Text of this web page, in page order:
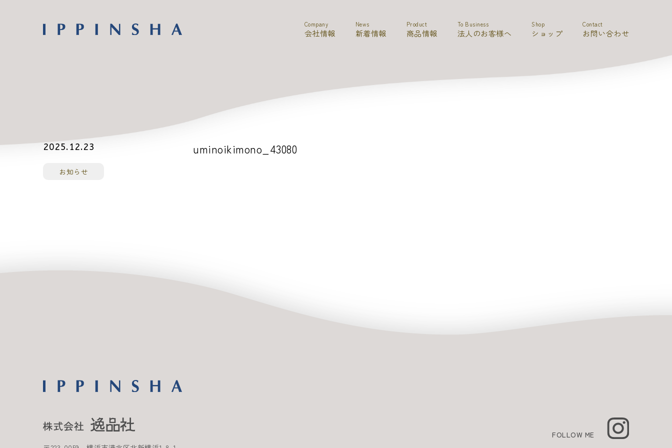
Company
会社情報
News
新着情報
Product
商品情報
To Business
法人のお客様へ
Shop
ショップ
Contact
お問い合わせ
2025.12.23
お知らせ
uminoikimono_43080
FOLLOW ME